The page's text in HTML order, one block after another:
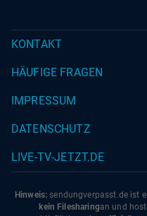
KONTAKT
HÄUFIGE FRAGEN
IMPRESSUM
DATENSCHUTZ
LIVE-TV-JETZT.DE
Hinweis: sendungverpasst.de ist
kein Filesharingan und